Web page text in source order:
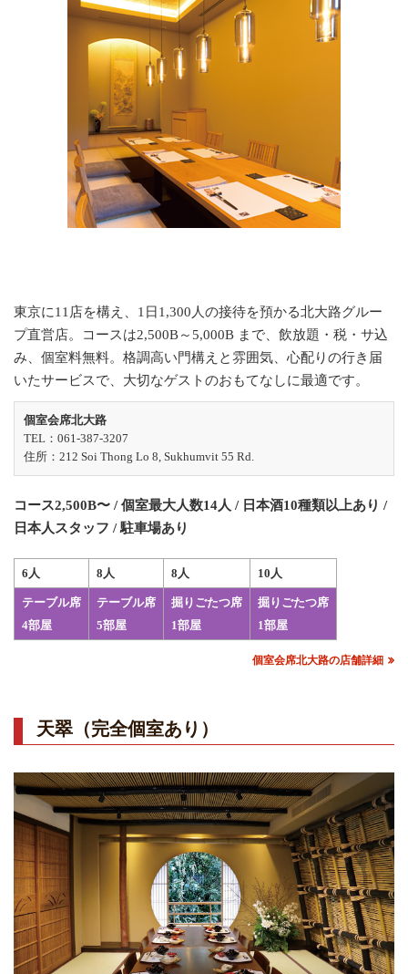
東京に11店を構え、1日1,300人の接待を預かる北大路グルー
プ直営店。コースは2,500B～5,000B まで、飲放題・税・サ込
み、個室料無料。格調高い門構えと雰囲気、心配りの行き届
いたサービスで、大切なゲストのおもてなしに最適です。
個室会席北大路
TEL：061-387-3207
住所：212 Soi Thong Lo 8, Sukhumvit 55 Rd.
コース2,500B〜 / 個室最大人数14人 / 日本酒10種類以上あり /
日本人スタッフ / 駐車場あり
6人 8人 8人 10人
テーブル席
4部屋
テーブル席
5部屋
掘りごたつ席
1部屋
掘りごたつ席
1部屋
個室会席北大路の店舗詳細
天翠（完全個室あり）